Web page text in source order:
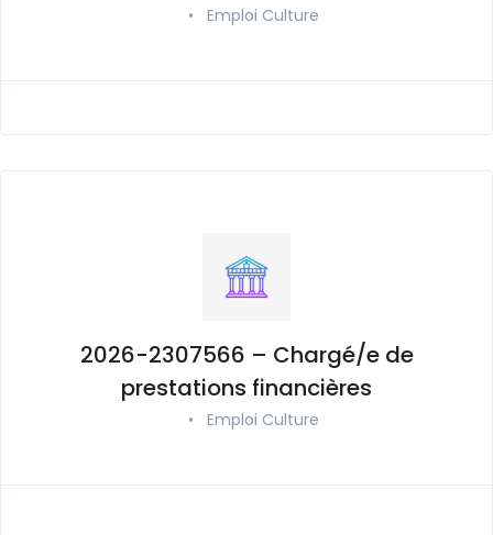
• Emploi Culture
2026-2307566 – Chargé/e de
prestations financières
• Emploi Culture